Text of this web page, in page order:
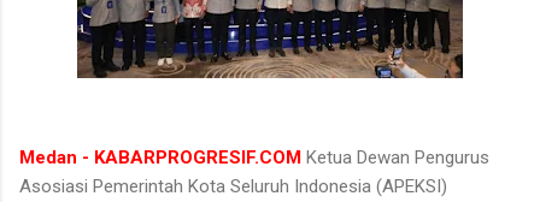
Medan - KABARPROGRESIF.COM Ketua Dewan Pengurus
Asosiasi Pemerintah Kota Seluruh Indonesia (APEKSI)